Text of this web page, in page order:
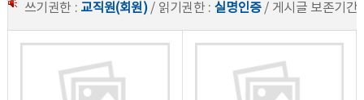
쓰기권한 : 교직원(회원)/ 읽기권한 : 실명인증/ 게시글 보존기간